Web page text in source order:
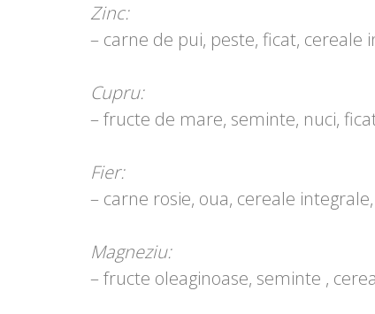
Zinc:
– carne de pui, peste, ficat, cereale
Cupru:
– fructe de mare, seminte, nuci,
Fier:
– carne rosie, oua, cereale
Magneziu:
– fructe oleaginoase, seminte ,